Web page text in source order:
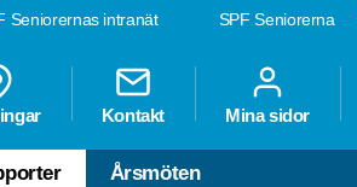
SPF Seniorerna
Seniorernas intranät
Kontakt Mina sidor
Årsmöten